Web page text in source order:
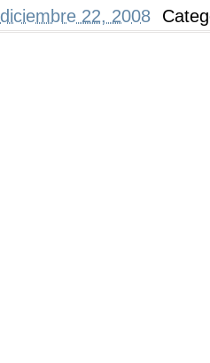
diciembre 22, 2008